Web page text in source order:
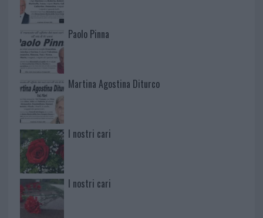
Paolo Pinna
Martina Agostina Diturco
I nostri cari
I nostri cari